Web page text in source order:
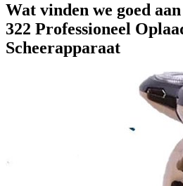
Wat vinden we goed
322 Professioneel
Scheerapparaat